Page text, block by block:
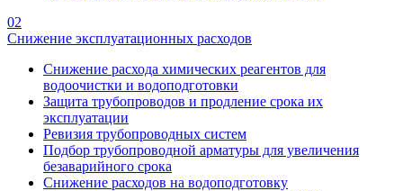
02
Снижение эксплуатационных расходов
Снижение расхода химических реагентов для
водоочистки и водоподготовки
Защита трубопроводов и продление срока их
эксплуатации
Ревизия трубопроводных систем
Подбор трубопроводной арматуры для увеличения
безаварийного срока
Снижение расходов на водоподготовку